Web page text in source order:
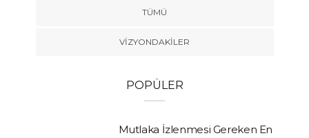
TÜMÜ
VIZYONDAKILER
POPÜLER
Mutlaka İzlenmesi Gereken En